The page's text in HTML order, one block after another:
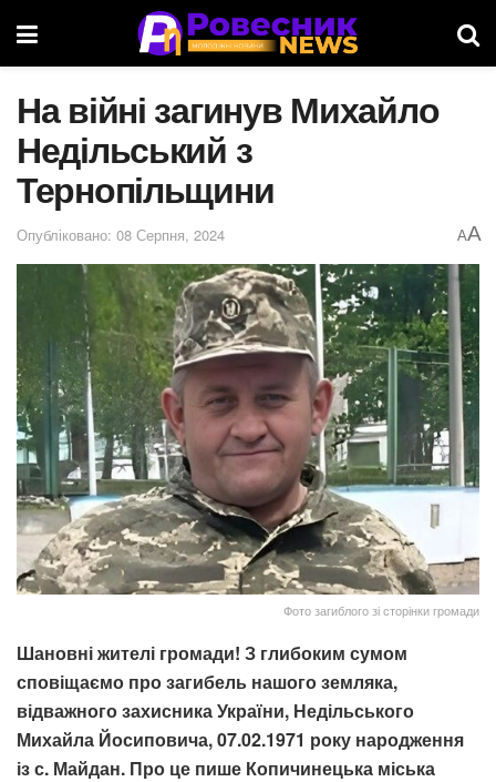
На війні загинув Михайло
Недільський з
Тернопільщини
Опубліковано: 08 Серпня, 2024 AA
Фото загиблого зі сторінки громади
Шановні жителі громади! З глибоким сумом
сповіщаємо про загибель нашого земляка,
відважного захисника України, Недільського
Михайла Йосиповича, 07.02.1971 року народження
із с. Майдан. Про це пише Копичинецька міська